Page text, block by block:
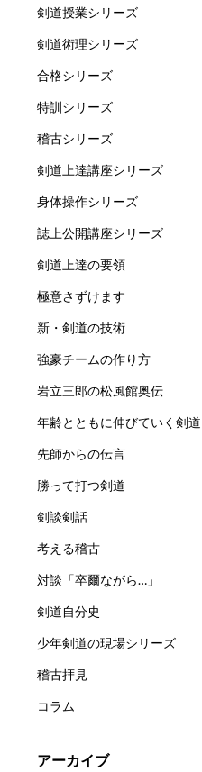
剣道授業シリーズ
剣道術理シリーズ
合格シリーズ
特訓シリーズ
稽古シリーズ
剣道上達講座シリーズ
身体操作シリーズ
誌上公開講座シリーズ
剣道上達の要領
極意さずけます
新・剣道の技術
強豪チームの作り方
岩立三郎の松風館奥伝
年齢とともに伸びていく剣道
先師からの伝言
勝って打つ剣道
剣談剣話
考える稽古
対談「卒爾ながら…」
剣道自分史
少年剣道の現場シリーズ
稽古拝見
コラム
アーカイブ